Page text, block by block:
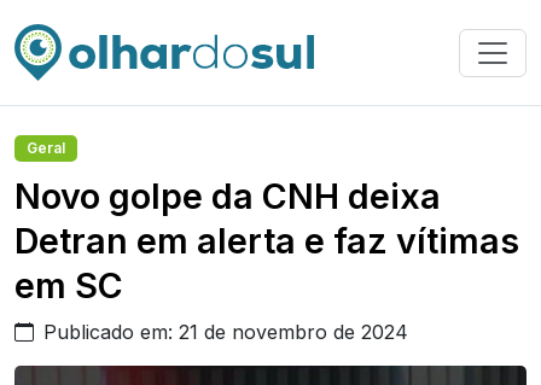
Geral
Novo golpe da CNH deixa
Detran em alerta e faz vítimas
em SC
Publicado em: 21 de novembro de 2024